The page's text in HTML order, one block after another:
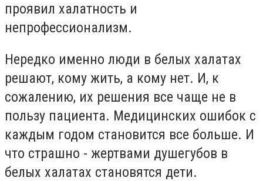
проявил халатность и
непрофессионализм.
Нередко именно люди в белых халатах
решают, кому жить, а кому нет. И, к
сожалению, их решения все чаще не в
пользу пациента. Медицинских ошибок с
каждым годом становится все больше. И
что страшно - жертвами душегубов в
белых халатах становятся дети.